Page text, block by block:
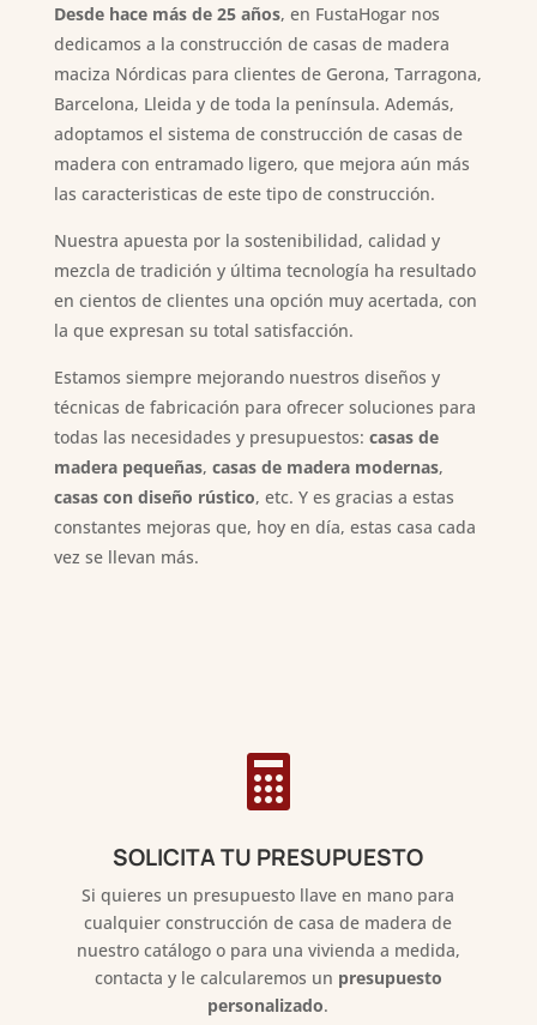
Desde hace más de 25 años, en FustaHogar nos
dedicamos a la construcción de casas de madera
maciza Nórdicas para clientes de Gerona, Tarragona,
Barcelona, Lleida y de toda la península. Además,
adoptamos el sistema de construcción de casas de
madera con entramado ligero, que mejora aún más
las caracteristicas de este tipo de construcción.
Nuestra apuesta por la sostenibilidad, calidad y
mezcla de tradición y última tecnología ha resultado
en cientos de clientes una opción muy acertada, con
la que expresan su total satisfacción.
Estamos siempre mejorando nuestros diseños y
técnicas de fabricación para ofrecer soluciones para
todas las necesidades y presupuestos: casas de
madera pequeñas, casas de madera modernas,
casas con diseño rústico, etc. Y es gracias a estas
constantes mejoras que, hoy en día, estas casa cada
vez se llevan más.

SOLICITA TU PRESUPUESTO
Si quieres un presupuesto llave en mano para
cualquier construcción de casa de madera de
nuestro catálogo o para una vivienda a medida,
contacta y le calcularemos un presupuesto
personalizado.